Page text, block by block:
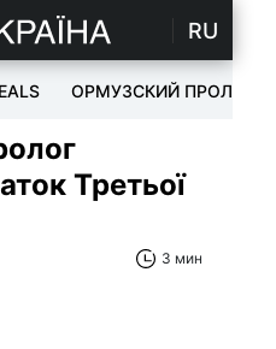
RU
ОРМУЗСКИЙ ПРОЛИВ
Третьої
3 мин